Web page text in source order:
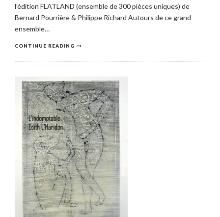
l’édition FLATLAND (ensemble de 300 pièces uniques) de
Bernard Pourrière & Philippe Richard Autours de ce grand
ensemble…
CONTINUE READING